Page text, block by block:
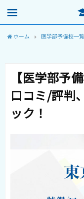
ホーム 医学部予備校一覧
【医学部予
口コミ/評判
ック！